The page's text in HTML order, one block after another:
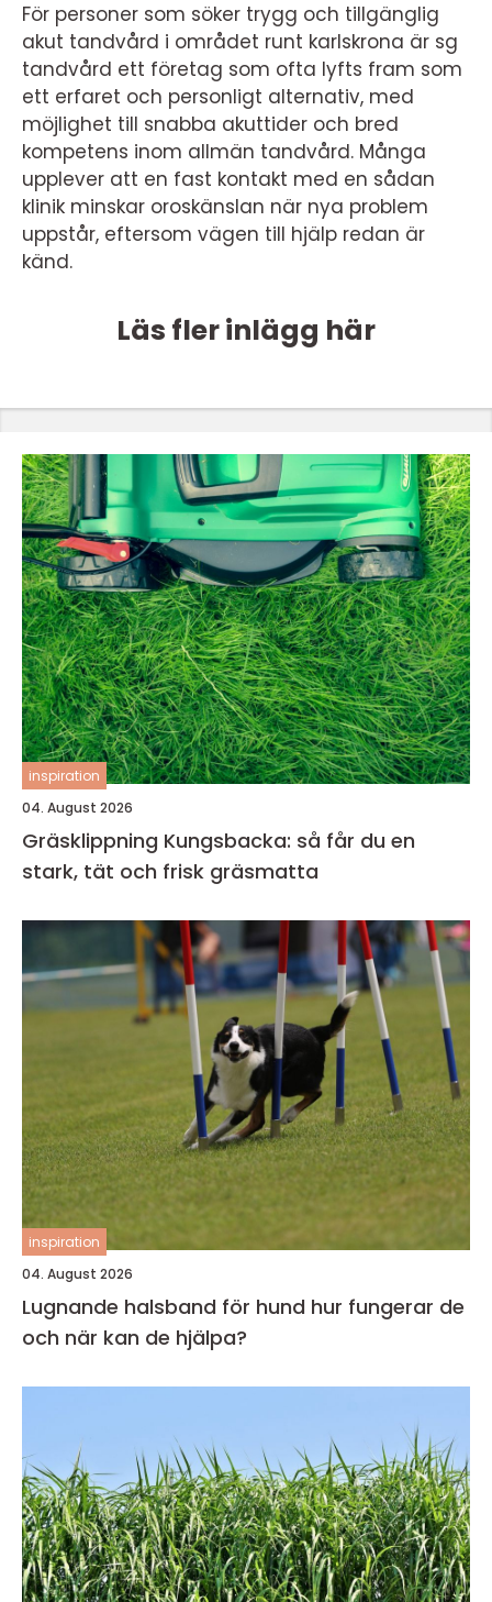
För personer som söker trygg och tillgänglig
akut tandvård i området runt karlskrona är sg
tandvård ett företag som ofta lyfts fram som
ett erfaret och personligt alternativ, med
möjlighet till snabba akuttider och bred
kompetens inom allmän tandvård. Många
upplever att en fast kontakt med en sådan
klinik minskar oroskänslan när nya problem
uppstår, eftersom vägen till hjälp redan är
känd.
Läs fler inlägg här
inspiration
04. August 2026
Gräsklippning Kungsbacka: så får du en
stark, tät och frisk gräsmatta
inspiration
04. August 2026
Lugnande halsband för hund hur fungerar de
och när kan de hjälpa?